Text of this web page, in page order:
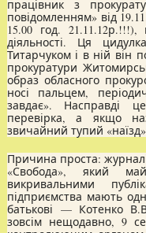
працівник з
повідомленням» від
15.00 год. 21.11.12р.!!!),
діяльності. Ця
Титарчуком і в ній він
прокуратури
образ обласного
носі пальцем,
завдає». Насправді
перевірка, а якщо
звичайний тупий
Причина проста:
«Свобода», який
викривальними
підприємства мають
батькові — Котенко
зовсім нещодавно, 9